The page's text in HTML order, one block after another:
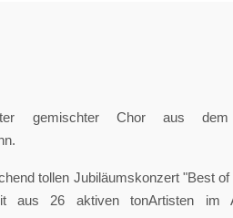
gemischter Chor aus dem
tollen Jubiläumskonzert "Best
aus 26 aktiven tonArtisten